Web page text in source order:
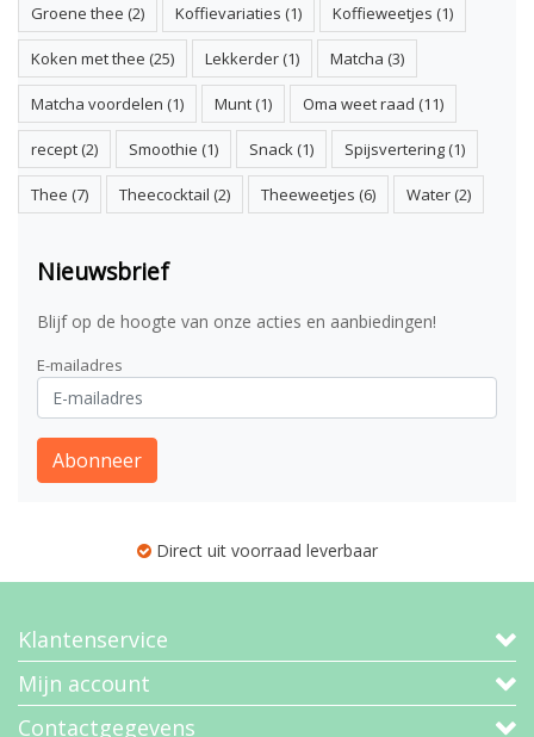
Groene thee (2) Koffievariaties (1) Koffieweetjes (1)
Koken met thee (25) Lekkerder(1) Matcha (3)
Matcha voordelen (1) Munt(1) Oma weet raad (11)
recept(2) Smoothie (1) Snack(1) Spijsvertering(1)
Thee (7) Theecocktail (2) Theeweetjes (6) Water(2)
Nieuwsbrief
Blijf op de hoogte van onze acties en aanbiedingen!
E-mailadres
Abonneer
Direct uit voorraad leverbaar
Klantenservice
Mijn account
Contactgegevens